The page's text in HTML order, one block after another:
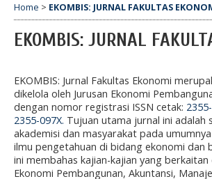
Home > EKOMBIS: JURNAL FAKULTAS
EKOMBIS: JURNAL
EKOMBIS: Jurnal Fakultas Ekonomi
dikelola oleh Jurusan Ekonomi
dengan nomor registrasi ISSN cetak:
2355-097X. Tujuan utama jurnal ini adalah
akademisi dan masyarakat pada
ilmu pengetahuan di bidang ekonomi dan
ini membahas kajian-kajian yang
Ekonomi Pembangunan, Akuntansi,